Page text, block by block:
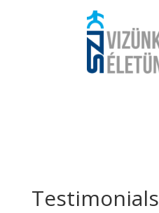
Testimonials